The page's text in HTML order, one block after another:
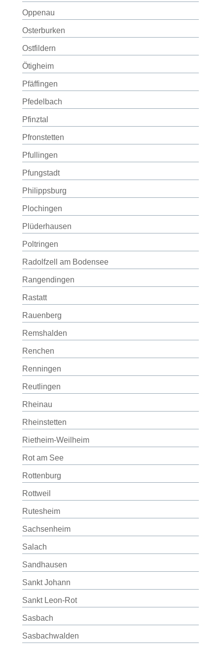
Oppenau
Osterburken
Ostfildern
Ötigheim
Pfäffingen
Pfedelbach
Pfinztal
Pfronstetten
Pfullingen
Pfungstadt
Philippsburg
Plochingen
Plüderhausen
Poltringen
Radolfzell am Bodensee
Rangendingen
Rastatt
Rauenberg
Remshalden
Renchen
Renningen
Reutlingen
Rheinau
Rheinstetten
Rietheim-Weilheim
Rot am See
Rottenburg
Rottweil
Rutesheim
Sachsenheim
Salach
Sandhausen
Sankt Johann
Sankt Leon-Rot
Sasbach
Sasbachwalden